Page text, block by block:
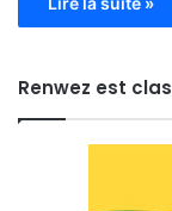
Renwez est